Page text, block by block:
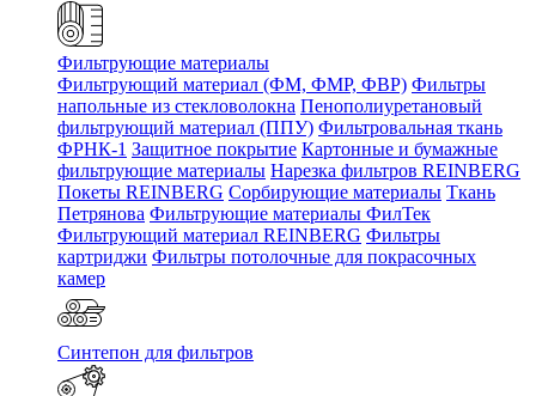
Фильтрующие материалы
Фильтрующий материал (ФМ, ФМР, ФВР) Фильтры
напольные из стекловолокна Пенополиуретановый
фильтрующий материал (ППУ) Фильтровальная ткань
ФРНК-1 Защитное покрытие Картонные и бумажные
фильтрующие материалы Нарезка фильтров REINBERG
Покеты REINBERG Сорбирующие материалы Ткань
Петрянова Фильтрующие материалы ФилТек
Фильтрующий материал REINBERG Фильтры
картриджи Фильтры потолочные для покрасочных
камер
Синтепон для фильтров